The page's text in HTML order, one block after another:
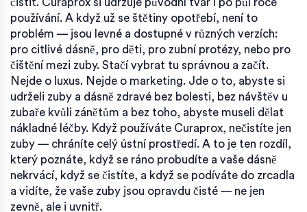
používání. A když už se štětiny opotřebí, není to
problém — jsou levné a dostupné v různých verzích:
pro citlivé dásně, pro děti, pro zubní protézy, nebo pro
čištění mezi zuby. Stačí vybrat tu správnou a začít.
Nejde o luxus. Nejde o marketing. Jde o to, abyste si
udrželi zuby a dásně zdravé bez bolesti, bez návštěv u
zubaře kvůli zánětům a bez toho, abyste museli dělat
nákladné léčby. Když používáte Curaprox, nečistíte jen
zuby — chráníte celý ústní prostředí. A to je ten rozdíl,
který poznáte, když se ráno probudíte a vaše dásně
nekrvácí, když se čistíte, a když se podíváte do zrcadla
a vidíte, že vaše zuby jsou opravdu čisté — ne jen
zevně, ale i uvnitř.